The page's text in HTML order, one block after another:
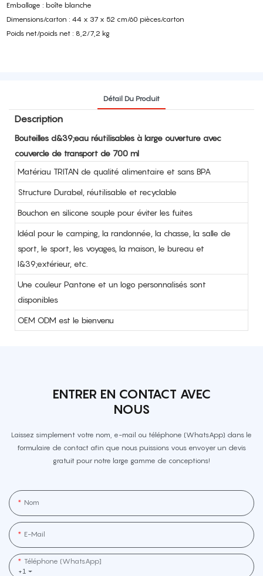
Emballage : boîte blanche
Dimensions/carton : 44 x 37 x 52 cm/60 pièces/carton
Poids net/poids net : 8,2/7,2 kg
Détail Du Produit
Description
Bouteilles d&39;eau réutilisables à large ouverture avec
couvercle de transport de 700 ml
Matériau TRITAN de qualité alimentaire et sans BPA
Structure Durabel, réutilisable et recyclable
Bouchon en silicone souple pour éviter les fuites
Idéal pour le camping, la randonnée, la chasse, la salle de
sport, le sport, les voyages, la maison, le bureau et
l&39;extérieur, etc.
Une couleur Pantone et un logo personnalisés sont
disponibles
OEM ODM est le bienvenu
ENTRER EN CONTACT AVEC
NOUS
Laissez simplement votre nom, e-mail ou téléphone (WhatsApp) dans le
formulaire de contact afin que nous puissions vous envoyer un devis
gratuit pour notre large gamme de conceptions!
Nom
E-Mail
+1
Téléphone (WhatsApp]